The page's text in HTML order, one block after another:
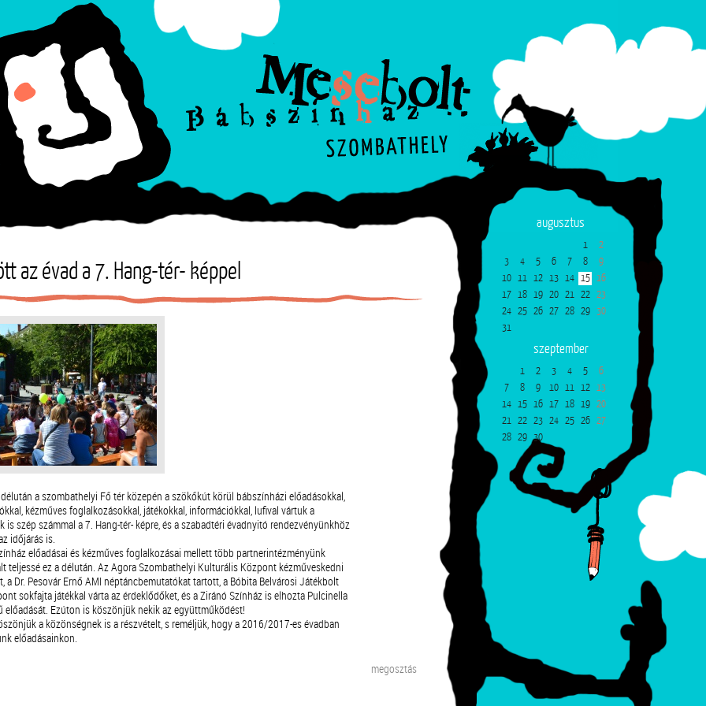
az évad a 7. Hang-tér- képpel
a szombathelyi Fő tér közepén a szökőkút körül bábszínházi előadásokkal,
kézműves foglalkozásokkal, játékokkal, információkkal, lufival vártuk a
is szép számmal a 7. Hang-tér- képre, és a szabadtéri évadnyitó rendezvényünkhöz
időjárás is.
előadásai és kézműves foglalkozásai mellett több partnerintézményünk
teljessé ez a délután. Az Agora Szombathelyi Kulturális Központ kézműveskedni
a Dr. Pesovár Ernő AMI néptáncbemutatókat tartott, a Bóbita Belvárosi Játékbolt
sokfajta játékkal várta az érdeklődőket, és a Ziránó Színház is elhozta Pulcinella
előadását. Ezúton is köszönjük nekik az együttműködést!
a közönségnek is a részvételt, s reméljük, hogy a 2016/2017-es évadban
előadásainkon.
megosztás
augusztus
1
2
3
4 5 6 7 8
9
10
11 12 13 14 15
16
17
18 19 20 21 22
23
24
25 26 27 28 29
30
31
szeptember
1 2 3 4 5
6
7
8 9 10 11 12
13
14
15 16 17 18 19
20
21
22 23 24 25 26
27
28
29 30